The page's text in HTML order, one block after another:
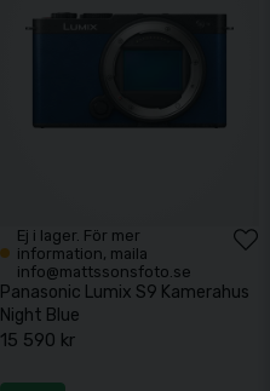
Ej i lager. För mer
information, maila
info@mattssonsfoto.se
Panasonic Lumix S9 Kamerahus
Night Blue
15 590 kr